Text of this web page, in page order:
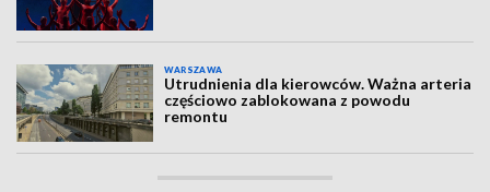
WARSZAWA
Utrudnienia dla kierowców. Ważna arteria
częściowo zablokowana z powodu
remontu